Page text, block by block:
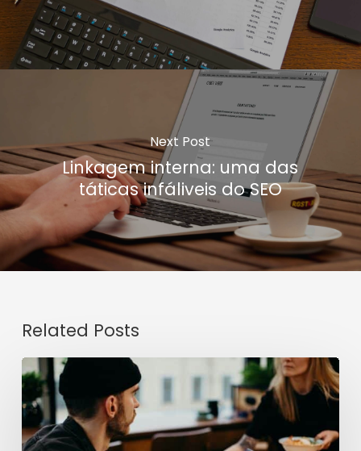
Next Post
Linkagem interna: uma das
táticas infáliveis do SEO
Related Posts
INP:
entenda
a
nova